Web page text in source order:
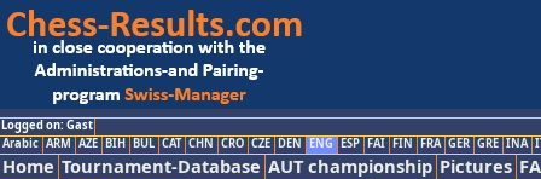
Logged on: Gast
Arabic ARM AZE BIH BUL CAT CHN CRO CZE DEN ENG ESP FAI FIN FRA GER GRE INA
Home Tournament-Database AUT championship Pictures